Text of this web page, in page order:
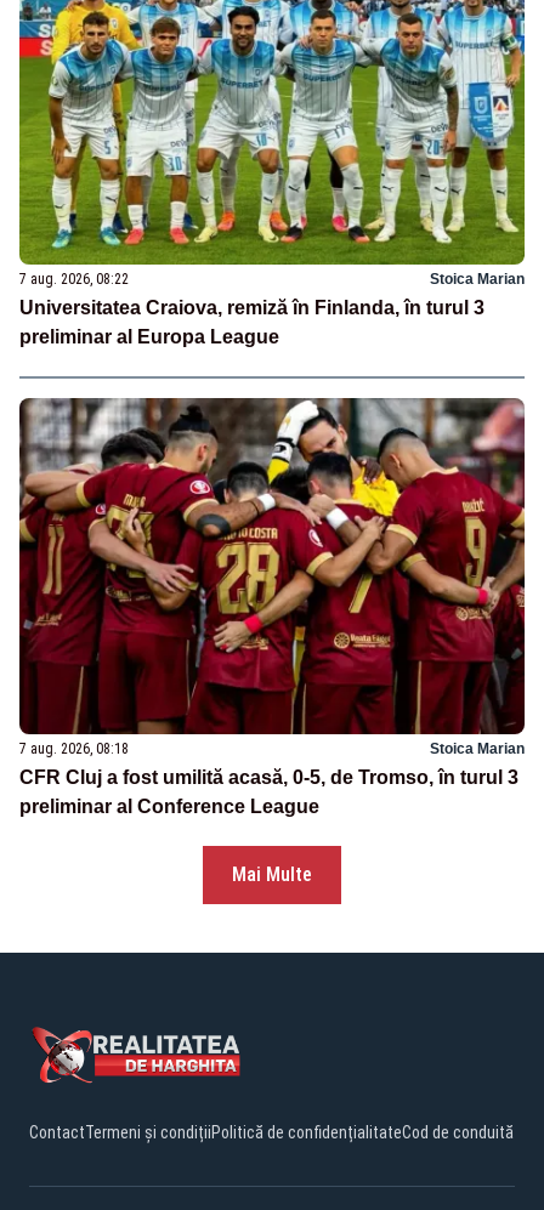
7 aug. 2026, 08:22 Stoica Marian
Universitatea Craiova, remiză în Finlanda, în turul 3
preliminar al Europa League
7 aug. 2026, 08:18 Stoica Marian
CFR Cluj a fost umilită acasă, 0-5, de Tromso, în turul 3
preliminar al Conference League
Mai Multe
ContactTermeni și condițiiPolitică de confidențialitateCod de conduită